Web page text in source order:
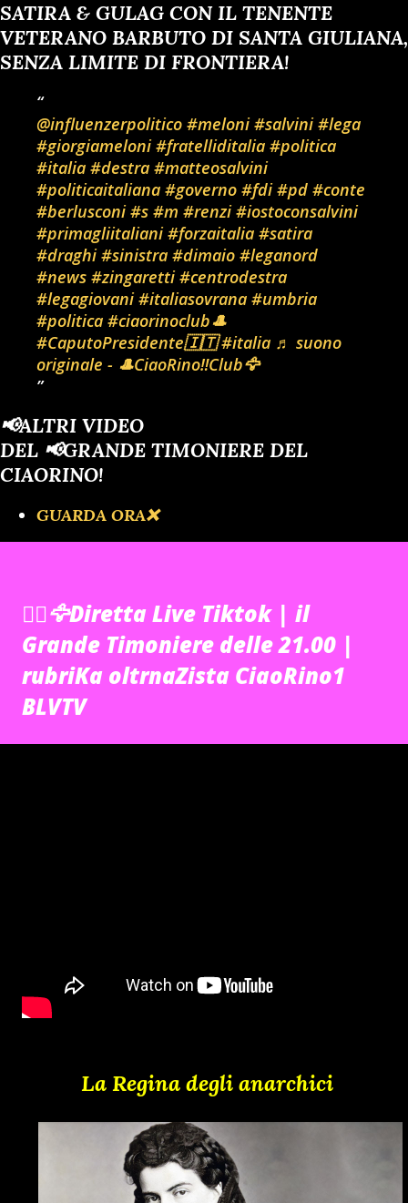
SATIRA & GULAG CON IL TENENTE
VETERANO BARBUTO DI SANTA GIULIANA,
SENZA LIMITE DI FRONTIERA!
@influenzerpolitico #meloni #salvini #lega
#giorgiameloni #fratelliditalia #politica
#italia #destra #matteosalvini
#politicaitaliana #governo #fdi #pd #conte
#berlusconi #s #m #renzi #iostoconsalvini
#primagliitaliani #forzaitalia #satira
#draghi #sinistra #dimaio #leganord
#news #zingaretti #centrodestra
#legagiovani #italiasovrana #umbria
#politica #ciaorinoclub🎩
#CaputoPresidente🇮🇹 #italia ♬ suono
originale - 🎩CiaoRino‼️Club🦅
📢ALTRI VIDEO
DEL 📢GRANDE TIMONIERE DEL
CIAORINO!
GUARDA ORA❌️
🏴‍☠️🦅Diretta Live Tiktok | il
Grande Timoniere delle 21.00 |
rubriKa oltrnaZista CiaoRino1
BLVTV
La Regina degli anarchici